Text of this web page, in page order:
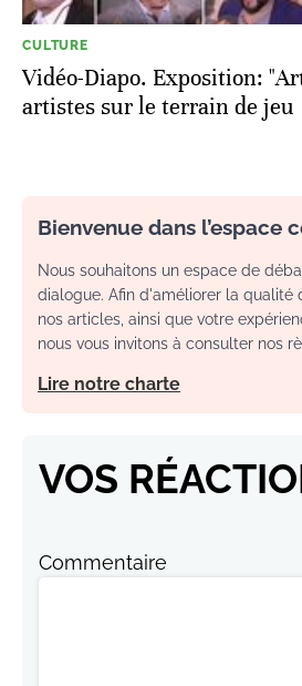
CULTURE
Vidéo-Diapo. Exposition:
artistes sur le terrain de jeu
Bienvenue dans l’espace
Nous souhaitons un espace de
dialogue. Afin d'améliorer la qualité
nos articles, ainsi que votre
nous vous invitons à consulter nos
Lire notre charte
VOS
Commentaire